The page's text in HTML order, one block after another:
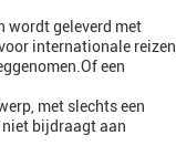
wordt geleverd met
internationale reizen,
een
met slechts een
niet bijdraagt aan